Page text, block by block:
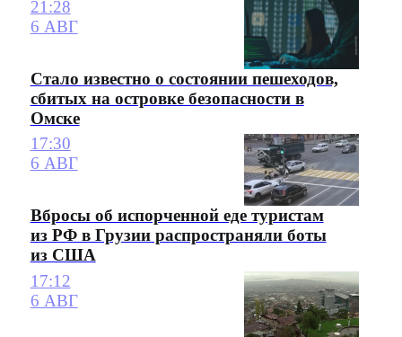
21:28
6 АВГ
Стало известно о состоянии пешеходов,
сбитых на островке безопасности в
Омске
17:30
6 АВГ
Вбросы об испорченной еде туристам
из РФ в Грузии распространяли боты
из США
17:12
6 АВГ